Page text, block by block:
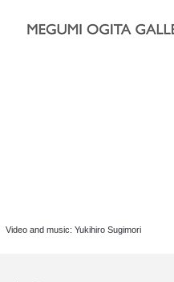
Video and music: Yukihiro Sugimori